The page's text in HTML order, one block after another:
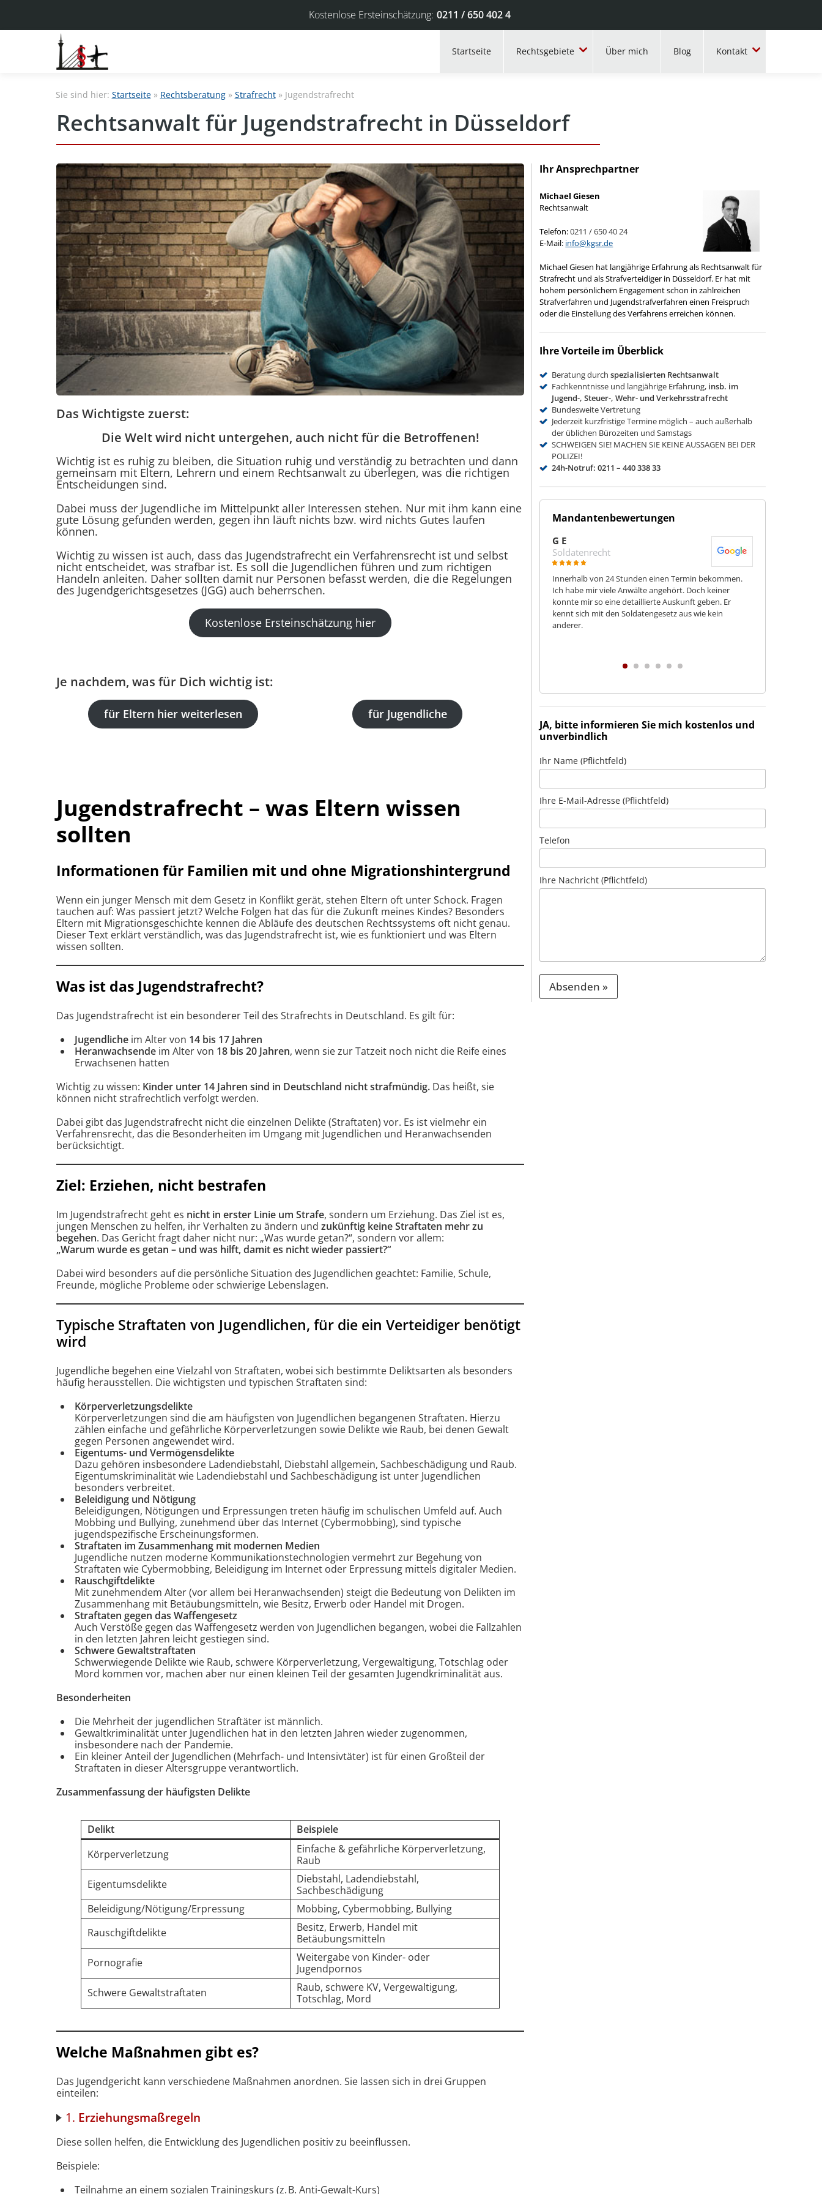
Kostenlose Ersteinschätzung: 0211 / 650 402 4
Startseite Rechtsgebiete Über mich Blog Kontakt
Sie sind hier: Startseite» Rechtsberatung» Strafrecht» Jugendstrafrecht
Rechtsanwalt für Jugendstrafrecht in Düsseldorf
Das Wichtigste zuerst:
Die Welt wird nicht untergehen, auch nicht für die Betroffenen!
Wichtig ist es ruhig zu bleiben, die Situation ruhig und verständig zu betrachten und dann
gemeinsam mit Eltern, Lehrern und einem Rechtsanwalt zu überlegen, was die richtigen
Entscheidungen sind.
Dabei muss der Jugendliche im Mittelpunkt aller Interessen stehen. Nur mit ihm kann eine
gute Lösung gefunden werden, gegen ihn läuft nichts bzw. wird nichts Gutes laufen
können.
Wichtig zu wissen ist auch, dass das Jugendstrafrecht ein Verfahrensrecht ist und selbst
nicht entscheidet, was strafbar ist. Es soll die Jugendlichen führen und zum richtigen
Handeln anleiten. Daher sollten damit nur Personen befasst werden, die die Regelungen
des Jugendgerichtsgesetzes (JGG) auch beherrschen.
Kostenlose Ersteinschätzung hier
Je nachdem, was für Dich wichtig ist:
für Eltern hier weiterlesen für Jugendliche
Jugendstrafrecht – was Eltern wissen
sollten
Informationen für Familien mit und ohne Migrationshintergrund
Wenn ein junger Mensch mit dem Gesetz in Konflikt gerät, stehen Eltern oft unter Schock. Fragen
tauchen auf: Was passiert jetzt? Welche Folgen hat das für die Zukunft meines Kindes? Besonders
Eltern mit Migrationsgeschichte kennen die Abläufe des deutschen Rechtssystems oft nicht genau.
Dieser Text erklärt verständlich, was das Jugendstrafrecht ist, wie es funktioniert und was Eltern
wissen sollten.
Was ist das Jugendstrafrecht?
Das Jugendstrafrecht ist ein besonderer Teil des Strafrechts in Deutschland. Es gilt für:
Jugendliche im Alter von 14 bis 17 Jahren
Heranwachsende im Alter von 18 bis 20 Jahren, wenn sie zur Tatzeit noch nicht die Reife eines
Erwachsenen hatten
Wichtig zu wissen: Kinder unter 14 Jahren sind in Deutschland nicht strafmündig. Das heißt, sie
können nicht strafrechtlich verfolgt werden.
Dabei gibt das Jugendstrafrecht nicht die einzelnen Delikte (Straftaten) vor. Es ist vielmehr ein
Verfahrensrecht, das die Besonderheiten im Umgang mit Jugendlichen und Heranwachsenden
berücksichtigt.
Ziel: Erziehen, nicht bestrafen
Im Jugendstrafrecht geht es nicht in erster Linie um Strafe, sondern um Erziehung. Das Ziel ist es,
jungen Menschen zu helfen, ihr Verhalten zu ändern und zukünftig keine Straftaten mehr zu
begehen. Das Gericht fragt daher nicht nur: „Was wurde getan?“, sondern vor allem:
„Warum wurde es getan – und was hilft, damit es nicht wieder passiert?“
Dabei wird besonders auf die persönliche Situation des Jugendlichen geachtet: Familie, Schule,
Freunde, mögliche Probleme oder schwierige Lebenslagen.
Typische Straftaten von Jugendlichen, für die ein Verteidiger benötigt
wird
Jugendliche begehen eine Vielzahl von Straftaten, wobei sich bestimmte Deliktsarten als besonders
häufig herausstellen. Die wichtigsten und typischen Straftaten sind:
Körperverletzungsdelikte
Körperverletzungen sind die am häufigsten von Jugendlichen begangenen Straftaten. Hierzu
zählen einfache und gefährliche Körperverletzungen sowie Delikte wie Raub, bei denen Gewalt
gegen Personen angewendet wird.
Eigentums- und Vermögensdelikte
Dazu gehören insbesondere Ladendiebstahl, Diebstahl allgemein, Sachbeschädigung und Raub.
Eigentumskriminalität wie Ladendiebstahl und Sachbeschädigung ist unter Jugendlichen
besonders verbreitet.
Beleidigung und Nötigung
Beleidigungen, Nötigungen und Erpressungen treten häufig im schulischen Umfeld auf. Auch
Mobbing und Bullying, zunehmend über das Internet (Cybermobbing), sind typische
jugendspezifische Erscheinungsformen.
Straftaten im Zusammenhang mit modernen Medien
Jugendliche nutzen moderne Kommunikationstechnologien vermehrt zur Begehung von
Straftaten wie Cybermobbing, Beleidigung im Internet oder Erpressung mittels digitaler Medien.
Rauschgiftdelikte
Mit zunehmendem Alter (vor allem bei Heranwachsenden) steigt die Bedeutung von Delikten im
Zusammenhang mit Betäubungsmitteln, wie Besitz, Erwerb oder Handel mit Drogen.
Straftaten gegen das Waffengesetz
Auch Verstöße gegen das Waffengesetz werden von Jugendlichen begangen, wobei die Fallzahlen
in den letzten Jahren leicht gestiegen sind.
Schwere Gewaltstraftaten
Schwerwiegende Delikte wie Raub, schwere Körperverletzung, Vergewaltigung, Totschlag oder
Mord kommen vor, machen aber nur einen kleinen Teil der gesamten Jugendkriminalität aus.
Besonderheiten
Die Mehrheit der jugendlichen Straftäter ist männlich.
Gewaltkriminalität unter Jugendlichen hat in den letzten Jahren wieder zugenommen,
insbesondere nach der Pandemie.
Ein kleiner Anteil der Jugendlichen (Mehrfach- und Intensivtäter) ist für einen Großteil der
Straftaten in dieser Altersgruppe verantwortlich.
Zusammenfassung der häufigsten Delikte
Delikt
Beispiele
Körperverletzung
Einfache & gefährliche Körperverletzung,
Raub
Eigentumsdelikte
Diebstahl, Ladendiebstahl,
Sachbeschädigung
Beleidigung/Nötigung/Erpressung
Mobbing, Cybermobbing, Bullying
Rauschgiftdelikte
Besitz, Erwerb, Handel mit
Betäubungsmitteln
Pornografie
Weitergabe von Kinder- oder
Jugendpornos
Schwere Gewaltstraftaten
Raub, schwere KV, Vergewaltigung,
Totschlag, Mord
Welche Maßnahmen gibt es?
Das Jugendgericht kann verschiedene Maßnahmen anordnen. Sie lassen sich in drei Gruppen
einteilen:
1. Erziehungsmaßregeln
Diese sollen helfen, die Entwicklung des Jugendlichen positiv zu beeinflussen.
Beispiele:
Teilnahme an einem sozialen Trainingskurs (z. B. Anti-Gewalt-Kurs)
Ihr Ansprechpartner
Michael Giesen
Rechtsanwalt
Telefon:0211 / 650 40 24
E-Mail: info@kgsr.de
Michael Giesen hat langjährige Erfahrung als Rechtsanwalt für
Strafrecht und als Strafverteidiger in Düsseldorf. Er hat mit
hohem persönlichem Engagement schon in zahlreichen
Strafverfahren und Jugendstrafverfahren einen Freispruch
oder die Einstellung des Verfahrens erreichen können.
Ihre Vorteile im Überblick
Beratung durchspezialisierten Rechtsanwalt
Fachkenntnisse und langjährige Erfahrung, insb. im
Jugend-, Steuer-, Wehr- und Verkehrsstrafrecht
Bundesweite Vertretung
Jederzeit kurzfristige Termine möglich – auch außerhalb
der üblichen Bürozeiten und Samstags
SCHWEIGEN SIE! MACHEN SIE KEINE AUSSAGEN BEI DER
POLIZEI!
24h-Notruf:0211 – 440 338 33
Mandantenbewertungen
Drogenstrafrecht
Ich fühlte mich bei Herrn Giesen super gut und
bestmögliche Ergebnis für mich erzielt.
Ich möchte mich an dieser Stelle noch einmal ganz
herzlich für seine Arbeit bedanken!!!!
G E
Soldatenrecht
Innerhalb von 24 Stunden einen Termin bekommen.
Ich habe mir viele Anwälte angehört. Doch keiner
konnte mir so eine detaillierte Auskunft geben. Er
kennt sich mit den Soldatengesetz aus wie kein
anderer.
JA, bitte informieren Sie mich kostenlos und
unverbindlich
Ihr Name (Pflichtfeld)
Ihre E-Mail-Adresse (Pflichtfeld)
Telefon
Ihre Nachricht (Pflichtfeld)
Absenden »